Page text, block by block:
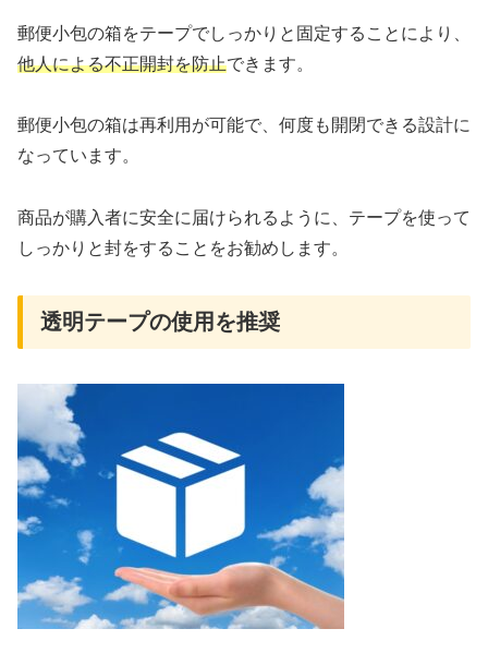
郵便小包の箱をテープでしっかりと固定することにより、
他人による不正開封を防止できます。
郵便小包の箱は再利用が可能で、何度も開閉できる設計に
なっています。
商品が購入者に安全に届けられるように、テープを使って
しっかりと封をすることをお勧めします。
透明テープの使用を推奨